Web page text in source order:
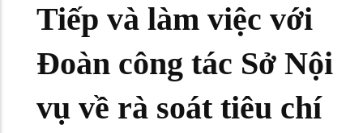
Tiếp và làm việc với
Đoàn công tác Sở Nội
vụ về rà soát tiêu chí